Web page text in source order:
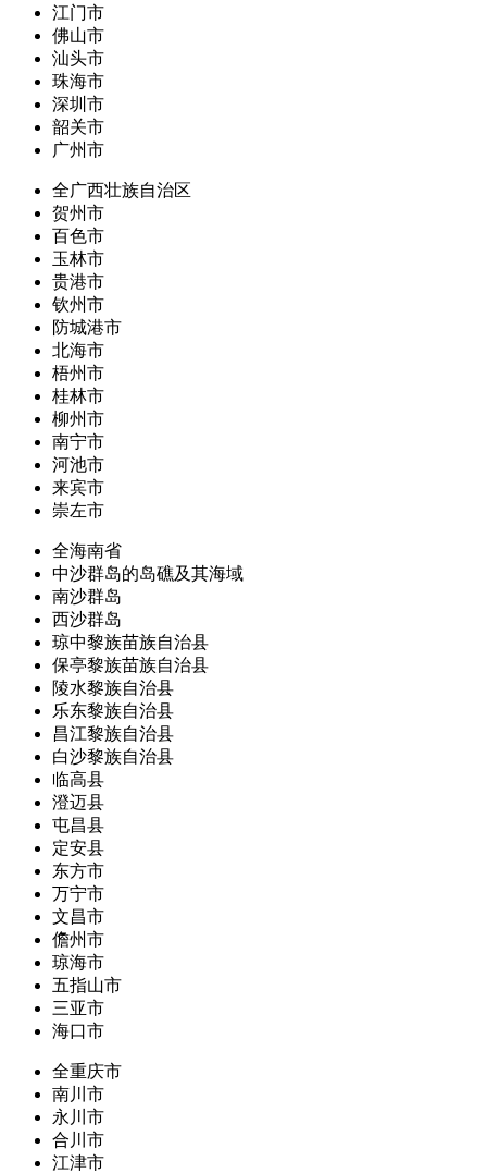
江门市
佛山市
汕头市
珠海市
深圳市
韶关市
广州市
全广西壮族自治区
贺州市
百色市
玉林市
贵港市
钦州市
防城港市
北海市
梧州市
桂林市
柳州市
南宁市
河池市
来宾市
崇左市
全海南省
中沙群岛的岛礁及其海域
南沙群岛
西沙群岛
琼中黎族苗族自治县
保亭黎族苗族自治县
陵水黎族自治县
乐东黎族自治县
昌江黎族自治县
白沙黎族自治县
临高县
澄迈县
屯昌县
定安县
东方市
万宁市
文昌市
儋州市
琼海市
五指山市
三亚市
海口市
全重庆市
南川市
永川市
合川市
江津市